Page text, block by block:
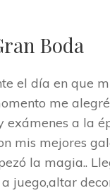
Boda
el día en que
me
exámenes a la
mis mejores
la magia..
juego,altar